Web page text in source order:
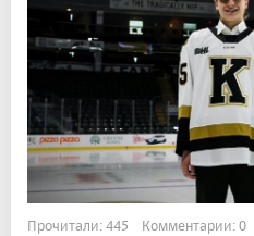
Прочитали: 445 Комментарии: 0